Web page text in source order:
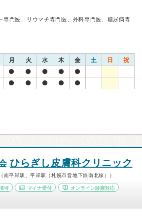
専門医、リウマチ専門医、外科専門医、糖尿病専
月 火 水 木 金 土 日 祝
ひらぎし皮膚科クリニック
南平岸駅、平岸駅（札幌市営地下鉄南北線））
可 マイナ受付 オンライン診療対応